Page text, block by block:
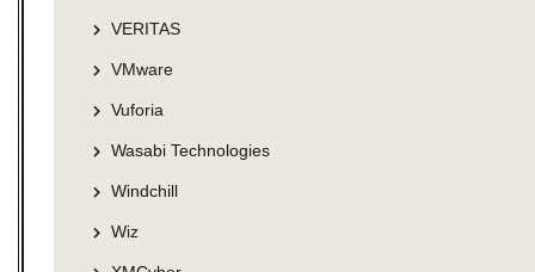
VERITAS
VMware
Vuforia
Wasabi Technologies
Windchill
Wiz